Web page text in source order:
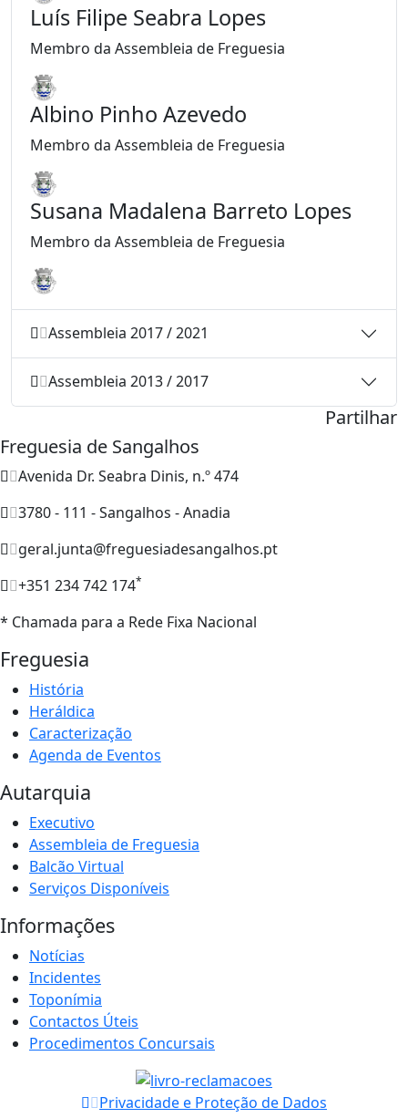
Luís Filipe Seabra Lopes
Membro da Assembleia de Freguesia
Albino Pinho Azevedo
Membro da Assembleia de Freguesia
Susana Madalena Barreto Lopes
Membro da Assembleia de Freguesia
Assembleia 2017 / 2021
Assembleia 2013 / 2017
Partilhar
Freguesia de Sangalhos
Avenida Dr. Seabra Dinis, n.º 474
3780 - 111 - Sangalhos - Anadia
geral.junta@freguesiadesangalhos.pt
+351 234 742 174*
* Chamada para a Rede Fixa Nacional
Freguesia
História
Heráldica
Caracterização
Agenda de Eventos
Autarquia
Executivo
Assembleia de Freguesia
Balcão Virtual
Serviços Disponíveis
Informações
Notícias
Incidentes
Toponímia
Contactos Úteis
Procedimentos Concursais
Privacidade e Proteção de Dados